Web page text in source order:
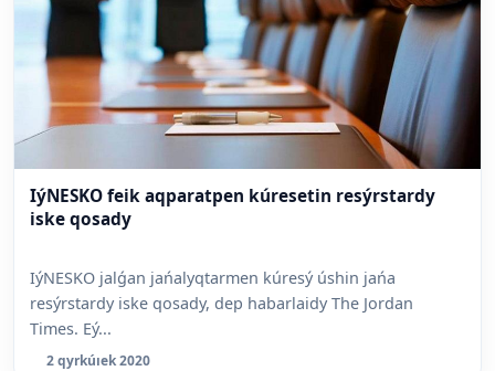
IýNESKO feik aqparatpen kúresetin resýrstardy
iske qosady
IýNESKO jalǵan jańalyqtarmen kúresý úshin jańa
resýrstardy iske qosady, dep habarlaidy The Jordan
Times. Eý...
2 qyrkúıek 2020